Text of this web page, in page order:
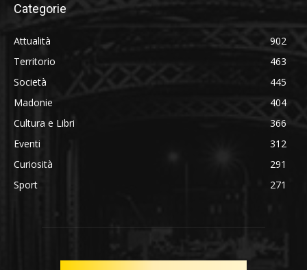
Categorie
Attualità
902
Territorio
463
Società
445
Madonie
404
Cultura e Libri
366
Eventi
312
Curiosità
291
Sport
271